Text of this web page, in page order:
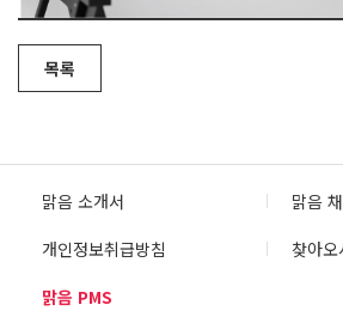
목록
맑음 소개서
맑음
개인정보취급방침
찾아오
맑음 PMS